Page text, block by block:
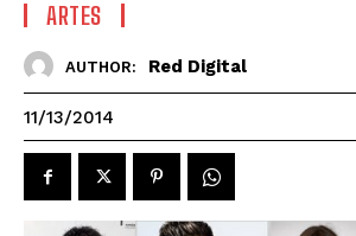
ARTES
AUTHOR: Red Digital
11/13/2014